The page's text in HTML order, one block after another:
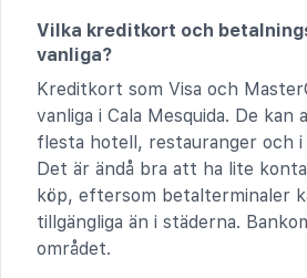
Vilka kreditkort och
vanliga?
Kreditkort som Visa och
vanliga i Cala Mesquida. De kan
flesta hotell, restauranger och
Det är ändå bra att ha lite
köp, eftersom betalterminaler
tillgängliga än i städerna.
området.